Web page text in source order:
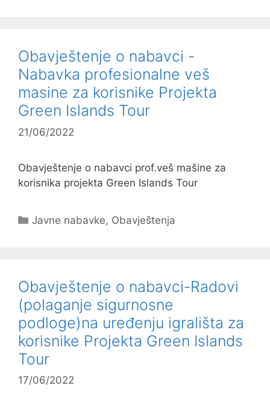
Obavještenje o nabavci -
Nabavka profesionalne veš
masine za korisnike Projekta
Green Islands Tour
21/06/2022
Obavještenje o nabavci prof.veš mašine za
korisnika projekta Green Islands Tour
Kategorije
Javne nabavke, Obavještenja
Obavještenje o nabavci-Radovi
(polaganje sigurnosne
podloge)na uređenju igrališta za
korisnike Projekta Green Islands
Tour
17/06/2022